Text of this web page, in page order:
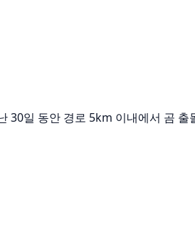
일 동안 경로 5km 이내에서 곰 출